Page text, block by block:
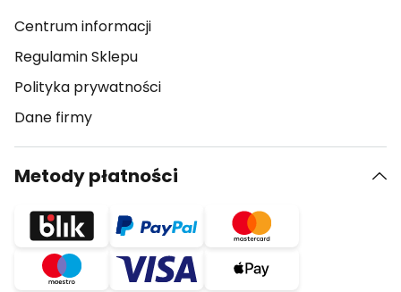
Centrum informacji
Regulamin Sklepu
Polityka prywatności
Dane firmy
Metody płatności